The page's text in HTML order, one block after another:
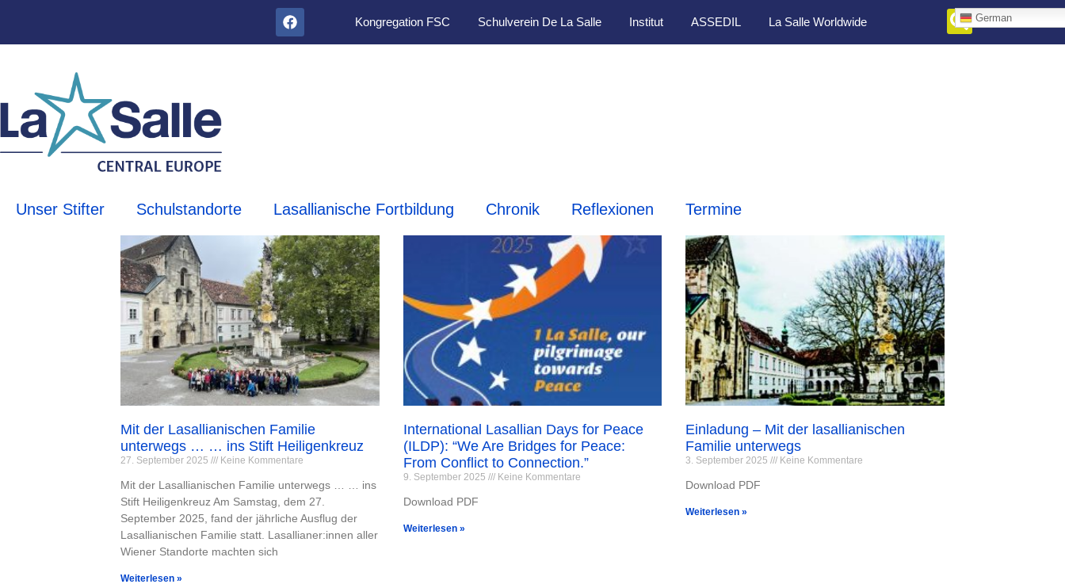
German
Kongregation FSC Schulverein De La Salle Institut ASSEDIL La Salle Worldwide
Unser Stifter Schulstandorte Lasallianische Fortbildung Chronik Reflexionen Termine
Mit der Lasallianischen Familie
unterwegs … … ins Stift Heiligenkreuz
27. September 2025 Keine Kommentare
Mit der Lasallianischen Familie unterwegs … … ins
Stift Heiligenkreuz Am Samstag, dem 27.
September 2025, fand der jährliche Ausflug der
Lasallianischen Familie statt. Lasallianer:innen aller
Wiener Standorte machten sich
Weiterlesen »
International Lasallian Days for Peace
(ILDP): “We Are Bridges for Peace:
From Conflict to Connection.”
9. September 2025 Keine Kommentare
Download PDF
Weiterlesen »
Einladung – Mit der lasallianischen
Familie unterwegs
3. September 2025 Keine Kommentare
Download PDF
Weiterlesen »